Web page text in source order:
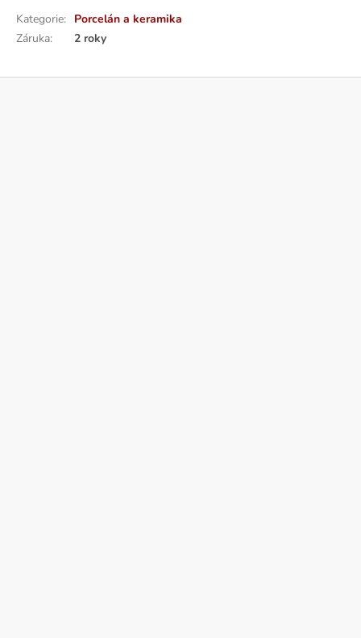
Kategorie: Porcelán a keramika
Záruka: 2 roky
Z